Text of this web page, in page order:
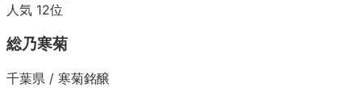
人気 12位
総乃寒菊
千葉県 / 寒菊銘醸